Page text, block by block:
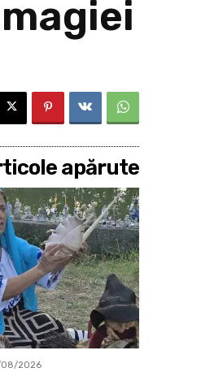
apărute
2026